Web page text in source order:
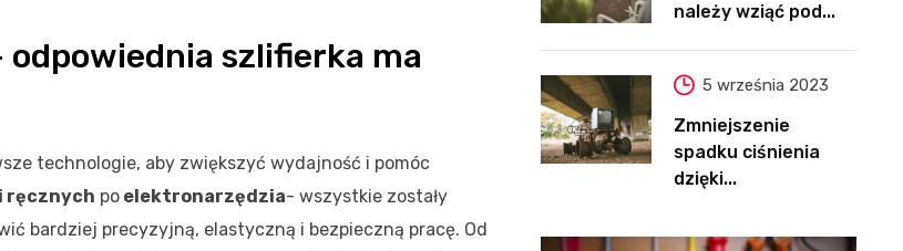
szlifierka ma
technologie, aby zwiększyć wydajność i pomóc
ręcznych po elektronarzędzia- wszystkie zostały
bardziej precyzyjną, elastyczną i bezpieczną pracę. Od
należy wziąć pod...
5 września 2023
Zmniejszenie
spadku ciśnienia
dzięki...